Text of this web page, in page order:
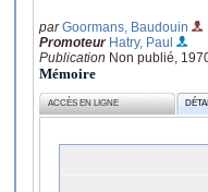
parGoormans, Baudouin
Promoteur Hatry, Paul
Publication Non publié,
Mémoire
ACCÈS EN LIGNE